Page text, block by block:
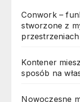
Conwork –
stworzone z
Kontener
sposób na
Nowoczesne